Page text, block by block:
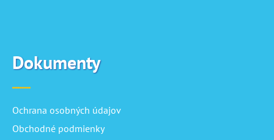
Dokumenty
Ochrana osobných údajov
Obchodné podmienky